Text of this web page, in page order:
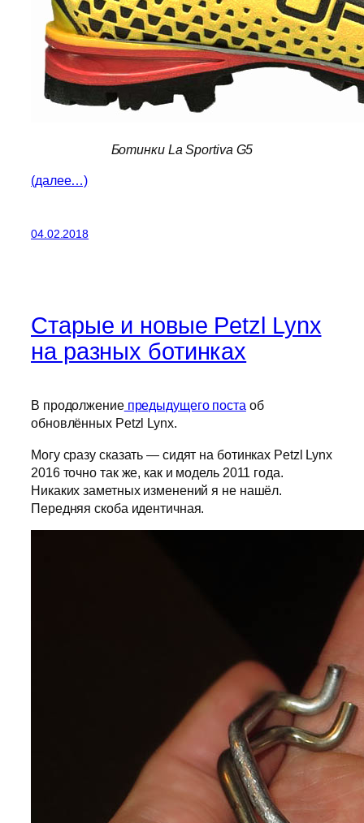
Ботинки La Sportiva G5
(далее…)
04.02.2018
Старые и новые Petzl Lynx
на разных ботинках
В продолжениепредыдущего поста об
обновлённых Petzl Lynx.
Могу сразу сказать — сидят на ботинках Petzl Lynx
2016 точно так же, как и модель 2011 года.
Никаких заметных изменений я не нашёл.
Передняя скоба идентичная.